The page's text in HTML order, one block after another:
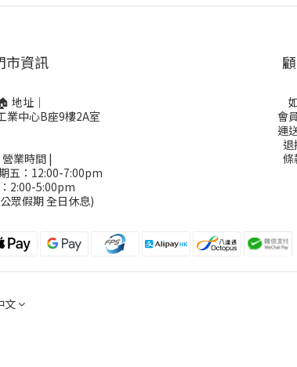
市資訊
地址｜
業中心B座9樓2A室
營業時間 |
五：12:00-7:00pm
2:00-5:00pm
眾假期 全日休息)
會
運
條
文